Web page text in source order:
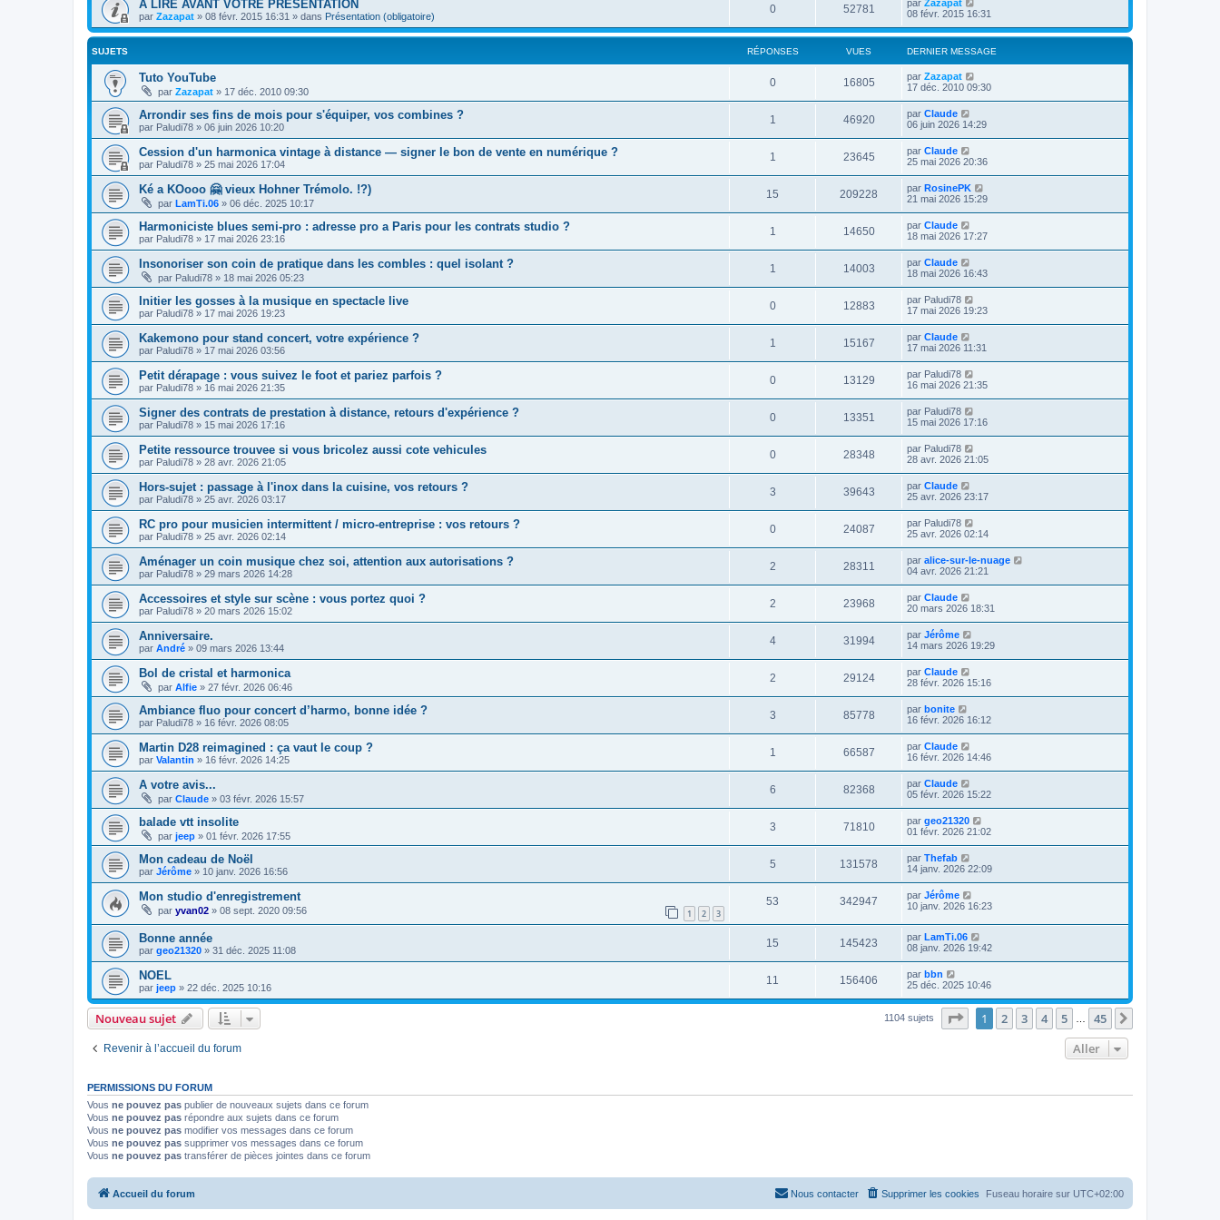
A LIRE AVANT VOTRE PRESENTATION
par Zazapat » 08 févr. 2015 16:31 » dans Présentation (obligatoire)
0 52781 par Zazapat
08 févr. 2015 16:31
SUJETS RÉPONSES VUES DERNIER MESSAGE
Tuto YouTube
par Zazapat » 17 déc. 2010 09:30
0 16805 par Zazapat
17 déc. 2010 09:30
Arrondir ses fins de mois pour s'équiper, vos combines ?
par Paludi78 » 06 juin 2026 10:20
1 46920 par Claude
06 juin 2026 14:29
Cession d'un harmonica vintage à distance — signer le bon de vente en numérique ?
par Paludi78 » 25 mai 2026 17:04
1 23645 par Claude
25 mai 2026 20:36
Ké a KOooo 🤗 vieux Hohner Trémolo. !?)
par LamTi.06 » 06 déc. 2025 10:17
15 209228 par RosinePK
21 mai 2026 15:29
Harmoniciste blues semi-pro : adresse pro a Paris pour les contrats studio ?
par Paludi78 » 17 mai 2026 23:16
1 14650 par Claude
18 mai 2026 17:27
Insonoriser son coin de pratique dans les combles : quel isolant ?
par Paludi78 » 18 mai 2026 05:23
1 14003 par Claude
18 mai 2026 16:43
Initier les gosses à la musique en spectacle live
par Paludi78 » 17 mai 2026 19:23
0 12883 par Paludi78
17 mai 2026 19:23
Kakemono pour stand concert, votre expérience ?
par Paludi78 » 17 mai 2026 03:56
1 15167 par Claude
17 mai 2026 11:31
Petit dérapage : vous suivez le foot et pariez parfois ?
par Paludi78 » 16 mai 2026 21:35
0 13129 par Paludi78
16 mai 2026 21:35
Signer des contrats de prestation à distance, retours d'expérience ?
par Paludi78 » 15 mai 2026 17:16
0 13351 par Paludi78
15 mai 2026 17:16
Petite ressource trouvee si vous bricolez aussi cote vehicules
par Paludi78 » 28 avr. 2026 21:05
0 28348 par Paludi78
28 avr. 2026 21:05
Hors-sujet : passage à l'inox dans la cuisine, vos retours ?
par Paludi78 » 25 avr. 2026 03:17
3 39643 par Claude
25 avr. 2026 23:17
RC pro pour musicien intermittent / micro-entreprise : vos retours ?
par Paludi78 » 25 avr. 2026 02:14
0 24087 par Paludi78
25 avr. 2026 02:14
Aménager un coin musique chez soi, attention aux autorisations ?
par Paludi78 » 29 mars 2026 14:28
2 28311 par alice-sur-le-nuage
04 avr. 2026 21:21
Accessoires et style sur scène : vous portez quoi ?
par Paludi78 » 20 mars 2026 15:02
2 23968 par Claude
20 mars 2026 18:31
Anniversaire.
par André » 09 mars 2026 13:44
4 31994 par Jérôme
14 mars 2026 19:29
Bol de cristal et harmonica
par Alfie » 27 févr. 2026 06:46
2 29124 par Claude
28 févr. 2026 15:16
Ambiance fluo pour concert d’harmo, bonne idée ?
par Paludi78 » 16 févr. 2026 08:05
3 85778 par bonite
16 févr. 2026 16:12
Martin D28 reimagined : ça vaut le coup ?
par Valantin » 16 févr. 2026 14:25
1 66587 par Claude
16 févr. 2026 14:46
A votre avis...
par Claude » 03 févr. 2026 15:57
6 82368 par Claude
05 févr. 2026 15:22
balade vtt insolite
par jeep » 01 févr. 2026 17:55
3 71810 par geo21320
01 févr. 2026 21:02
Mon cadeau de Noël
par Jérôme » 10 janv. 2026 16:56
5 131578 par Thefab
14 janv. 2026 22:09
Mon studio d'enregistrement
par yvan02 » 08 sept. 2020 09:56 1 2 3
53 342947 par Jérôme
10 janv. 2026 16:23
Bonne année
par geo21320 » 31 déc. 2025 11:08
15 145423 par LamTi.06
08 janv. 2026 19:42
NOEL
par jeep » 22 déc. 2025 10:16
11 156406 par bbn
25 déc. 2025 10:46
Nouveau sujet 1104 sujets Page sur45
1 2 3 4 5 45
Revenir à l’accueil du forum Aller
PERMISSIONS DU FORUM
Vous ne pouvez pas publier de nouveaux sujets dans ce forum
Vous ne pouvez pas répondre aux sujets dans ce forum
Vous ne pouvez pas modifier vos messages dans ce forum
Vous ne pouvez pas supprimer vos messages dans ce forum
Vous ne pouvez pas transférer de pièces jointes dans ce forum
Accueil du forum Fuseau horaire sur UTC+02:00
Supprimer les cookies
Nous contacter